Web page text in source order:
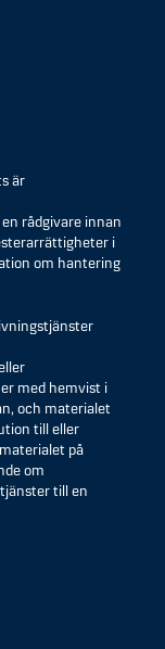
är
rådgivare innan
i
om hantering
med hemvist i
och materialet
till eller
på
om
till en